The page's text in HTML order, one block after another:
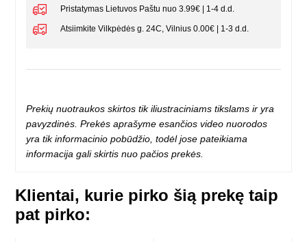
Pristatymas Lietuvos Paštu nuo 3.99€ | 1-4 d.d.
Atsiimkite Vilkpėdės g. 24C, Vilnius 0.00€ | 1-3 d.d.
Prekių nuotraukos skirtos tik iliustraciniams tikslams ir yra
pavyzdinės. Prekės aprašyme esančios video nuorodos
yra tik informacinio pobūdžio, todėl jose pateikiama
informacija gali skirtis nuo pačios prekės.
Klientai, kurie pirko šią prekę taip
pat pirko: